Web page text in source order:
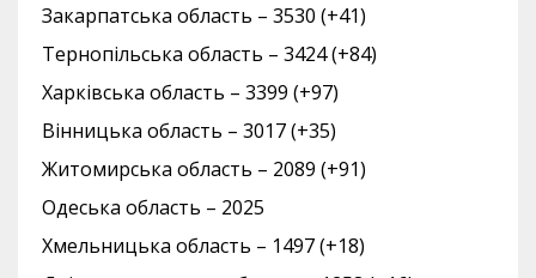
Закарпатська область – 3530 (+41)
Тернопільська область – 3424 (+84)
Харківська область – 3399 (+97)
Вінницька область – 3017 (+35)
Житомирська область – 2089 (+91)
Одеська область – 2025
Хмельницька область – 1497 (+18)